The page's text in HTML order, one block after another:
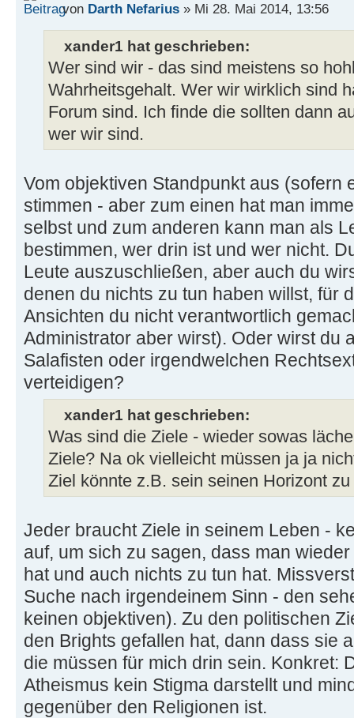
von Darth Nefarius » Mi 28. Mai 2014, 13:56
xander1 hat geschrieben:
Wer sind wir - das sind meistens so
Wahrheitsgehalt. Wer wir wirklich sind
Forum sind. Ich finde die sollten dann
wer wir sind.
Vom objektiven Standpunkt aus (sofern
stimmen - aber zum einen hat man
selbst und zum anderen kann man als
bestimmen, wer drin ist und wer nicht.
Leute auszuschließen, aber auch du
denen du nichts zu tun haben willst, für
Ansichten du nicht verantwortlich
Administrator aber wirst). Oder wirst du
Salafisten oder irgendwelchen
verteidigen?
xander1 hat geschrieben:
Was sind die Ziele - wieder sowas
Ziele? Na ok vielleicht müssen ja ja
Ziel könnte z.B. sein seinen Horizont
Jeder braucht Ziele in seinem Leben -
auf, um sich zu sagen, dass man
hat und auch nichts zu tun hat.
Suche nach irgendeinem Sinn - den
keinen objektiven). Zu den politischen
den Brights gefallen hat, dann dass sie
die müssen für mich drin sein. Konkret:
Atheismus kein Stigma darstellt und
gegenüber den Religionen ist.